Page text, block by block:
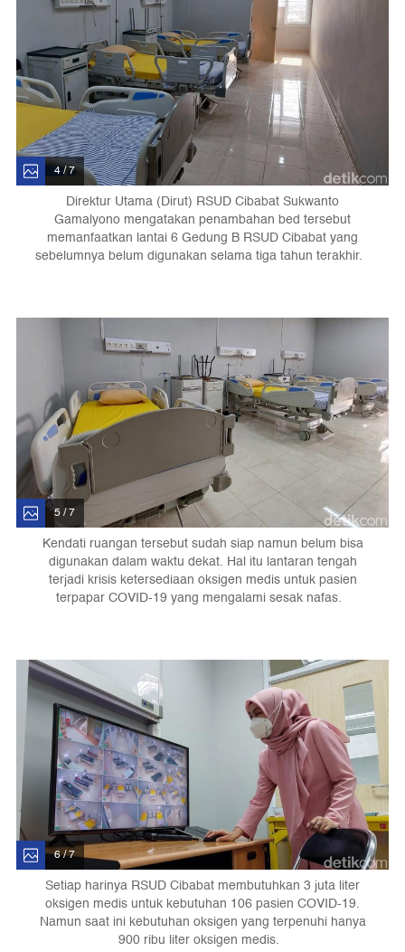
4 / 7
Direktur Utama (Dirut) RSUD Cibabat Sukwanto
Gamalyono mengatakan penambahan bed tersebut
memanfaatkan lantai 6 Gedung B RSUD Cibabat yang
sebelumnya belum digunakan selama tiga tahun terakhir.
5 / 7
Kendati ruangan tersebut sudah siap namun belum bisa
digunakan dalam waktu dekat. Hal itu lantaran tengah
terjadi krisis ketersediaan oksigen medis untuk pasien
terpapar COVID-19 yang mengalami sesak nafas.
6 / 7
Setiap harinya RSUD Cibabat membutuhkan 3 juta liter
oksigen medis untuk kebutuhan 106 pasien COVID-19.
Namun saat ini kebutuhan oksigen yang terpenuhi hanya
900 ribu liter oksigen medis.